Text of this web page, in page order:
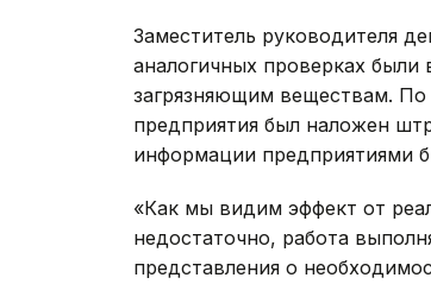
Заместитель руководителя
аналогичных проверках
загрязняющим веществам.
предприятия был наложен
информации предприятиями
«Как мы видим эффект от
недостаточно, работа
представления о